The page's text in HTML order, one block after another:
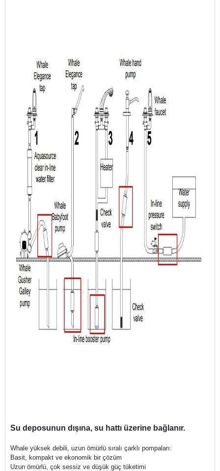
Su deposunun dışına, su hattı üzerine bağlanır.
Whale yüksek debili, uzun ömürlü sıralı çarklı pompaları:
Basit, kompakt ve ekonomik bir çözüm
Uzun ömürlü, çok sessiz ve düşük güç tüketimi